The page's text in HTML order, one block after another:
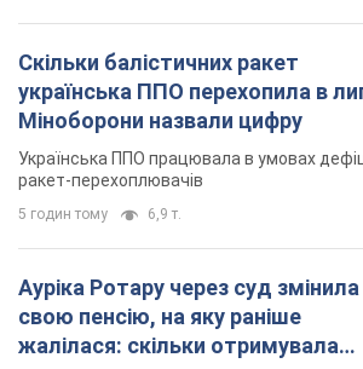
Скільки балістичних ракет
українська ППО перехопила в
Міноборони назвали цифру
Українська ППО працювала в умовах
ракет-перехоплювачів
5 годин тому 6,9 т.
Ауріка Ротару через суд змінила
свою пенсію, на яку раніше
жалілася: скільки отримувала